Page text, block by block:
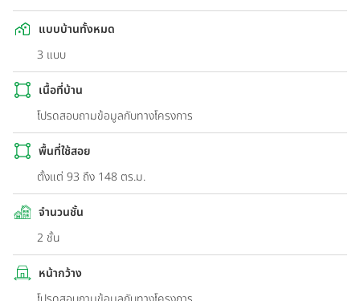
แบบบ้านทั้งหมด
3 แบบ
เนื้อที่บ้าน
โปรดสอบถามข้อมูลกับทางโครงการ
พื้นที่ใช้สอย
ตั้งแต่ 93 ถึง 148 ตร.ม.
จำนวนชั้น
2 ชั้น
หน้ากว้าง